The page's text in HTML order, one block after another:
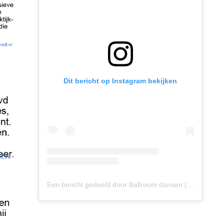
Dit bericht op Instagram bekijken
Een bericht gedeeld door Ballroom dansen (@ballroomdansen)